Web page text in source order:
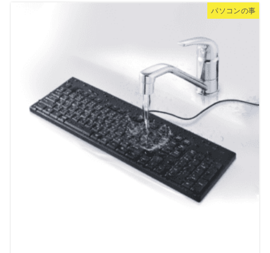
パソコンの事